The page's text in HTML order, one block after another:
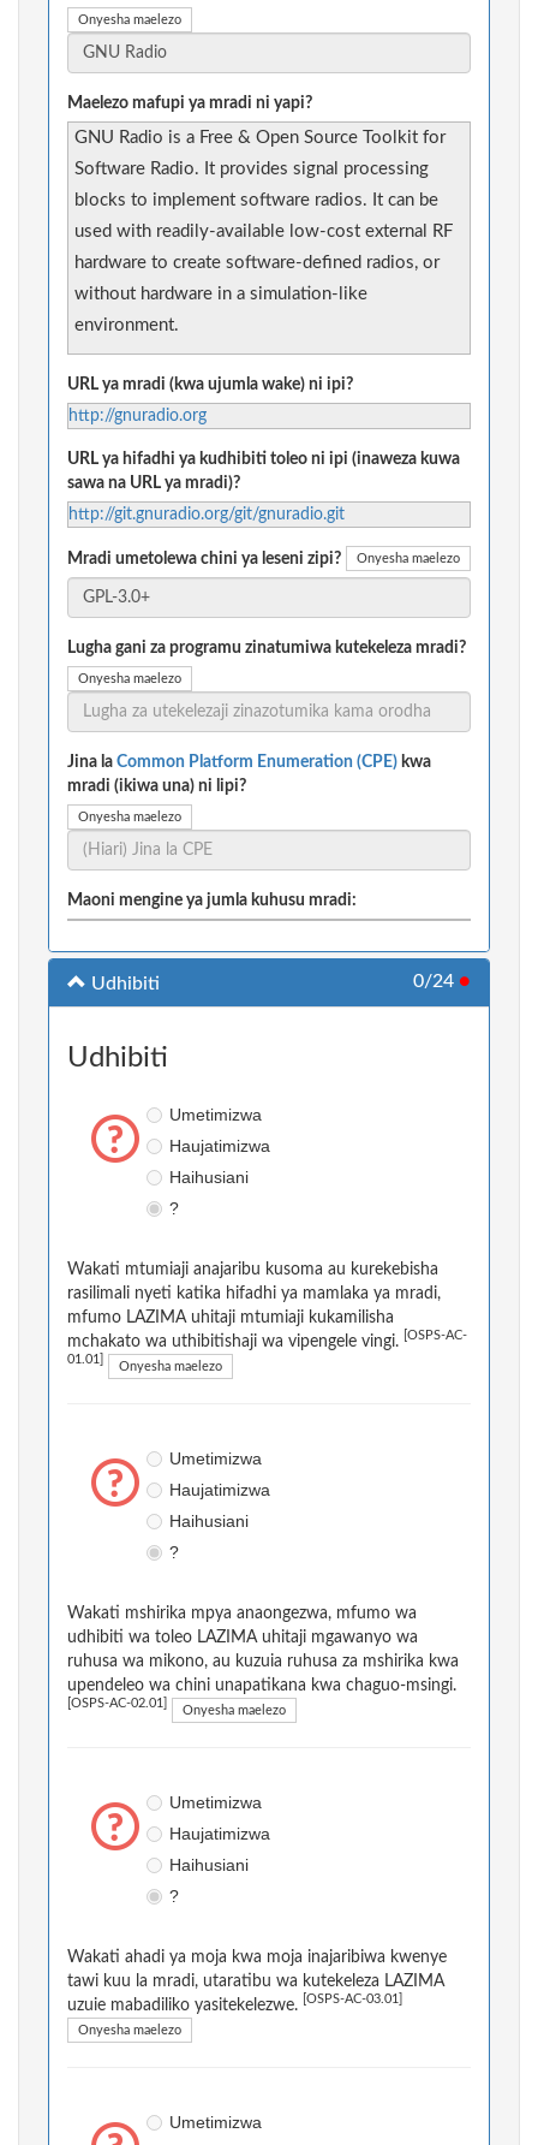
Onyesha maelezo
Maelezo mafupi ya mradi ni yapi?
GNU Radio is a Free & Open Source Toolkit for
Software Radio. It provides signal processing
blocks to implement software radios. It can be
used with readily-available low-cost external RF
hardware to create software-defined radios, or
without hardware in a simulation-like
environment.
URL ya mradi (kwa ujumla wake) ni ipi?
http://gnuradio.org
URL ya hifadhi ya kudhibiti toleo ni ipi (inaweza kuwa
sawa na URL ya mradi)?
http://git.gnuradio.org/git/gnuradio.git
Mradi umetolewa chini ya leseni zipi? Onyesha maelezo
Lugha gani za programu zinatumiwa kutekeleza mradi?
Onyesha maelezo
Jina la Common Platform Enumeration (CPE) kwa
mradi (ikiwa una) ni lipi?
Onyesha maelezo
Maoni mengine ya jumla kuhusu mradi:
Udhibiti 0/24 ●
Udhibiti
Umetimizwa
Haujatimizwa
Haihusiani
?
Wakati mtumiaji anajaribu kusoma au kurekebisha
rasilimali nyeti katika hifadhi ya mamlaka ya mradi,
mfumo LAZIMA uhitaji mtumiaji kukamilisha
mchakato wa uthibitishaji wa vipengele vingi.
[OSPS-AC-
01.01] Onyesha maelezo
Umetimizwa
Haujatimizwa
Haihusiani
?
Wakati mshirika mpya anaongezwa, mfumo wa
udhibiti wa toleo LAZIMA uhitaji mgawanyo wa
ruhusa wa mikono, au kuzuia ruhusa za mshirika kwa
upendeleo wa chini unapatikana kwa chaguo-msingi.
[OSPS-AC-02.01] Onyesha maelezo
Umetimizwa
Haujatimizwa
Haihusiani
?
Wakati ahadi ya moja kwa moja inajaribiwa kwenye
tawi kuu la mradi, utaratibu wa kutekeleza LAZIMA
uzuie mabadiliko yasitekelezwe.
[OSPS-AC-03.01]
Onyesha maelezo
Umetimizwa